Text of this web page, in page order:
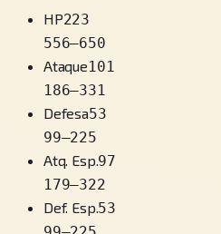
HP223
556–650
Ataque101
186–331
Defesa53
99–225
Atq. Esp.97
179–322
Def. Esp.53